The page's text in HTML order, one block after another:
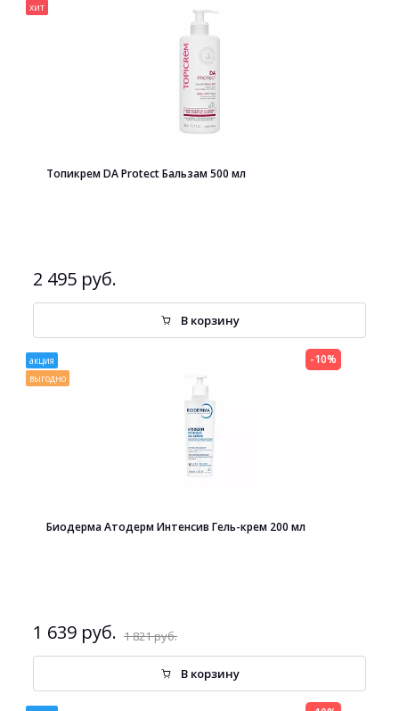
хит
Топикрем DA Protect Бальзам 500 мл
2 495 руб.
В корзину
акция
выгодно
Биодерма Атодерм Интенсив Гель-крем 200 мл
1 639 руб. 1 821 руб.
-10%
В корзину